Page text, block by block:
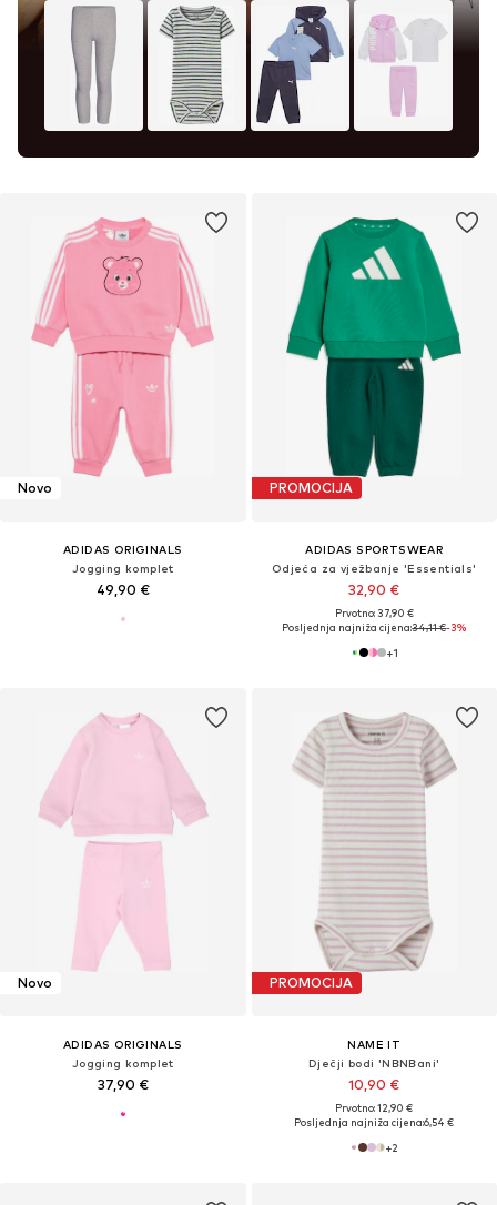
Novo
ADIDAS ORIGINALS
Jogging komplet
49,90 €
PROMOCIJA
ADIDAS SPORTSWEAR
Odjeća za vježbanje 'Essentials'
32,90 €
Prvotno: 37,90 €
Posljednja najniža cijena:34,11 €-3%
+1
Novo
ADIDAS ORIGINALS
Jogging komplet
37,90 €
PROMOCIJA
NAME IT
Dječji bodi 'NBNBani'
10,90 €
Prvotno: 12,90 €
Posljednja najniža cijena:6,54 €
+2